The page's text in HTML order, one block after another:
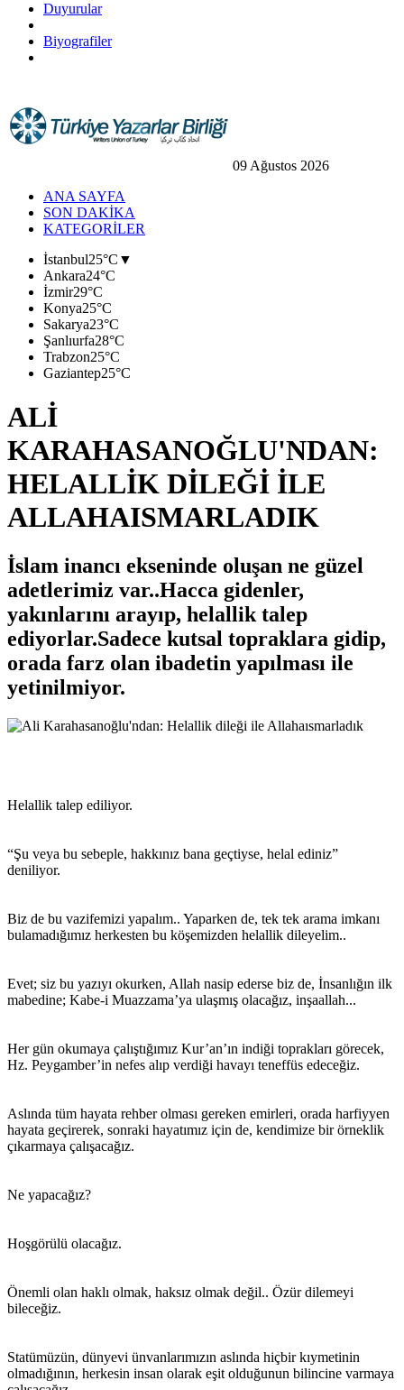
Duyurular
Biyografiler
09 Ağustos 2026
ANA SAYFA
SON DAKİKA
KATEGORİLER
İstanbul25°C ▼
Ankara24°C
İzmir29°C
Konya25°C
Sakarya23°C
Şanlıurfa28°C
Trabzon25°C
Gaziantep25°C
ALİ
KARAHASANOĞLU'NDAN:
HELALLİK DİLEĞİ İLE
ALLAHAISMARLADIK
İslam inancı ekseninde oluşan ne güzel
adetlerimiz var..Hacca gidenler,
yakınlarını arayıp, helallik talep
ediyorlar.Sadece kutsal topraklara gidip,
orada farz olan ibadetin yapılması ile
yetinilmiyor.
Helallik talep ediliyor.
“Şu veya bu sebeple, hakkınız bana geçtiyse, helal ediniz”
deniliyor.
Biz de bu vazifemizi yapalım.. Yaparken de, tek tek arama imkanı
bulamadığımız herkesten bu köşemizden helallik dileyelim..
Evet; siz bu yazıyı okurken, Allah nasip ederse biz de, İnsanlığın ilk
mabedine; Kabe-i Muazzama’ya ulaşmış olacağız, inşaallah...
Her gün okumaya çalıştığımız Kur’an’ın indiği toprakları görecek,
Hz. Peygamber’in nefes alıp verdiği havayı teneffüs edeceğiz.
Aslında tüm hayata rehber olması gereken emirleri, orada harfiyyen
hayata geçirerek, sonraki hayatımız için de, kendimize bir örneklik
çıkarmaya çalışacağız.
Ne yapacağız?
Hoşgörülü olacağız.
Önemli olan haklı olmak, haksız olmak değil.. Özür dilemeyi
bileceğiz.
Statümüzün, dünyevi ünvanlarımızın aslında hiçbir kıymetinin
olmadığının, herkesin insan olarak eşit olduğunun bilincine varmaya